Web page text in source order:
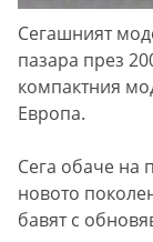
Сегашният
пазара през
компактния
Европа.
Сега обаче на
новото
бавят с